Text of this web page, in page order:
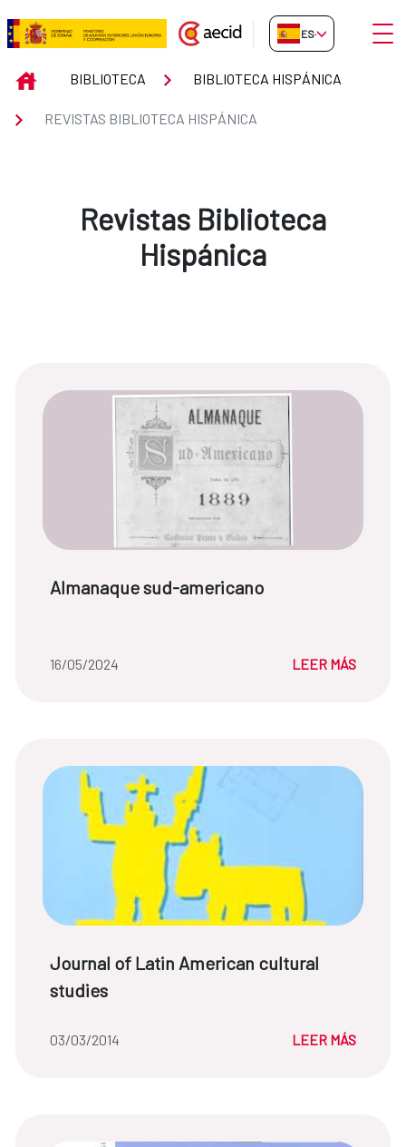
Saltar al contenido principal
Revistas Biblioteca Hispánica
ES-ES Abrir
INICIOBIBLIOTECA BIBLIOTECA HISPÁNICA
REVISTAS BIBLIOTECA HISPÁNICA
Revistas Biblioteca
Hispánica
Título de noticia:
Almanaque sud-americano
Fecha de la noticia::
16/05/2024 LEER MÁS
Título de noticia:
Journal of Latin American cultural
studies
Fecha de la noticia::
03/03/2014 LEER MÁS